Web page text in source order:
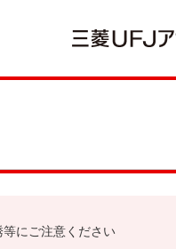
等にご注意ください